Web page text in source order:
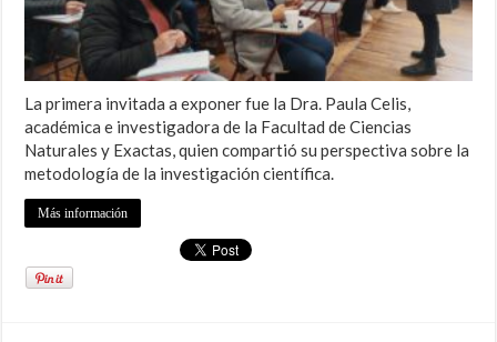
La primera invitada a exponer fue la Dra. Paula Celis,
académica e investigadora de la Facultad de Ciencias
Naturales y Exactas, quien compartió su perspectiva sobre la
metodología de la investigación científica.
Más información